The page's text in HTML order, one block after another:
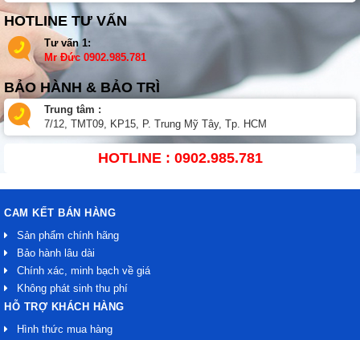
HOTLINE TƯ VẤN
Tư vấn 1:
Mr Đức 0902.985.781
BẢO HÀNH & BẢO TRÌ
Trung tâm :
7/12, TMT09, KP15, P. Trung Mỹ Tây, Tp. HCM
HOTLINE : 0902.985.781
CAM KẾT BÁN HÀNG
Sản phẩm chính hãng
Bảo hành lâu dài
Chính xác, minh bạch về giá
Không phát sinh thu phí
HỖ TRỢ KHÁCH HÀNG
Hình thức mua hàng